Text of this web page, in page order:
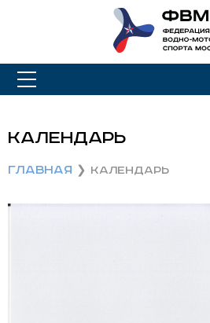
Календарь
Главная Календарь